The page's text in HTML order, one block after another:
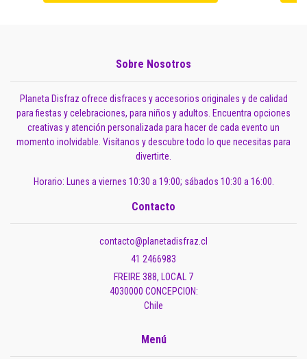
Sobre Nosotros
Planeta Disfraz ofrece disfraces y accesorios originales y de calidad
para fiestas y celebraciones, para niños y adultos. Encuentra opciones
creativas y atención personalizada para hacer de cada evento un
momento inolvidable. Visítanos y descubre todo lo que necesitas para
divertirte.
Horario: Lunes a viernes 10:30 a 19:00; sábados 10:30 a 16:00.
Contacto
contacto@planetadisfraz.cl
41 2466983
FREIRE 388, LOCAL 7
4030000 CONCEPCION:
Chile
Menú